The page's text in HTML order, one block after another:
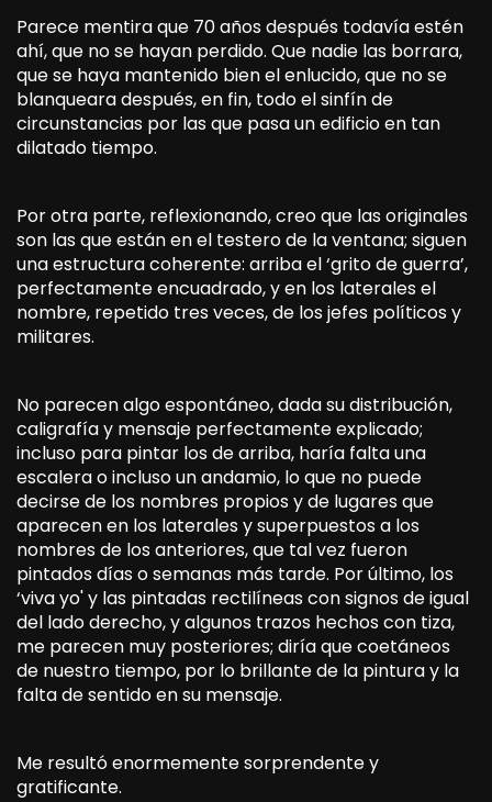
Parece mentira que 70 años después todavía estén
ahí, que no se hayan perdido. Que nadie las borrara,
que se haya mantenido bien el enlucido, que no se
blanqueara después, en fin, todo el sinfín de
circunstancias por las que pasa un edificio en tan
dilatado tiempo.
Por otra parte, reflexionando, creo que las originales
son las que están en el testero de la ventana; siguen
una estructura coherente: arriba el ‘grito de guerra’,
perfectamente encuadrado, y en los laterales el
nombre, repetido tres veces, de los jefes políticos y
militares.
No parecen algo espontáneo, dada su distribución,
caligrafía y mensaje perfectamente explicado;
incluso para pintar los de arriba, haría falta una
escalera o incluso un andamio, lo que no puede
decirse de los nombres propios y de lugares que
aparecen en los laterales y superpuestos a los
nombres de los anteriores, que tal vez fueron
pintados días o semanas más tarde. Por último, los
‘viva yo' y las pintadas rectilíneas con signos de igual
del lado derecho, y algunos trazos hechos con tiza,
me parecen muy posteriores; diría que coetáneos
de nuestro tiempo, por lo brillante de la pintura y la
falta de sentido en su mensaje.
Me resultó enormemente sorprendente y
gratificante.